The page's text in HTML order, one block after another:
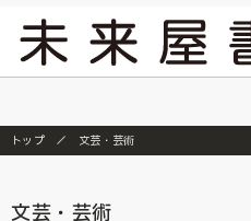
トップ 文芸・芸術
文芸・芸術